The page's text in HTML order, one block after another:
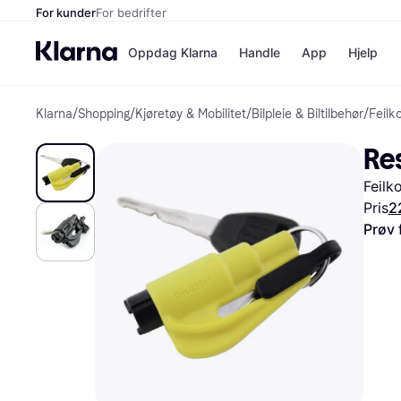
For kunderFor bedrifter
Oppdag Klarna
Betal nå
Betal i 3
Betal innen
Finansiering
Handle
Butikker
App Hjelp
Klarna/Shopping/Kjøretøy & Mobilitet/Bilpleie & Biltilbehør/
Pris
Prøv